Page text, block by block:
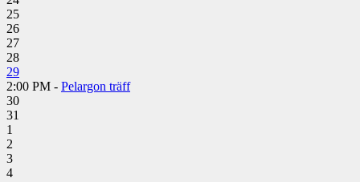
25
26
27
28
29
2:00 PM - Pelargon träff
30
31
1
2
3
4